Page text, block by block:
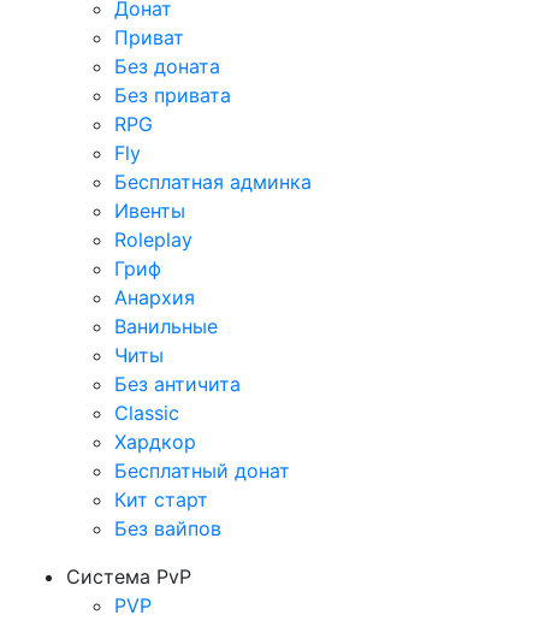
Донат
Приват
Без доната
Без привата
RPG
Fly
Бесплатная админка
Ивенты
Roleplay
Гриф
Анархия
Ванильные
Читы
Без античита
Classic
Хардкор
Бесплатный донат
Кит старт
Без вайпов
Система PvP
PVP